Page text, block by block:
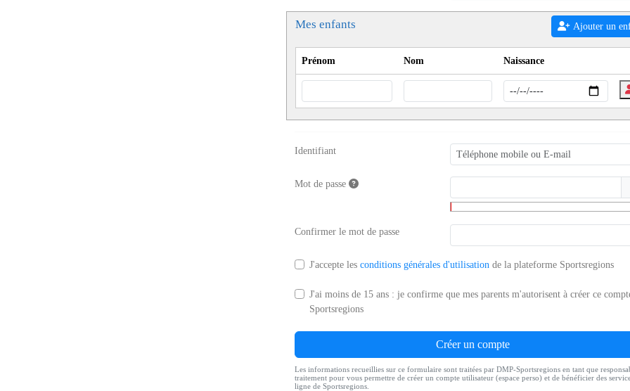
Mes enfants Ajouter un
Prénom Nom Naissance
Identifiant
Mot de passe
Confirmer le mot de passe
J'accepte les conditions générales d'utilisation de la plateforme Sportsregions
J'ai moins de 15 ans : je confirme que mes parents m'autorisent à créer ce
Sportsregions
Créer un compte
Les informations recueillies sur ce formulaire sont traitées par DMP-Sportsregions en tant que
traitement pour vous permettre de créer un compte utilisateur (espace perso) et de bénéficier des
ligne de Sportsregions.